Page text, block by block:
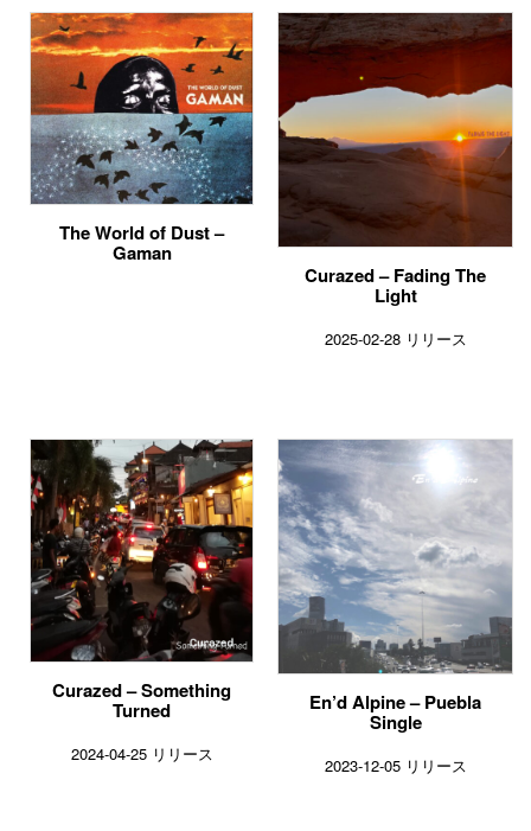
The World of Dust –
Gaman
Curazed – Fading The
Light
2025-02-28 リリース
Curazed – Something
Turned
2024-04-25 リリース
En’d Alpine – Puebla
Single
2023-12-05 リリース